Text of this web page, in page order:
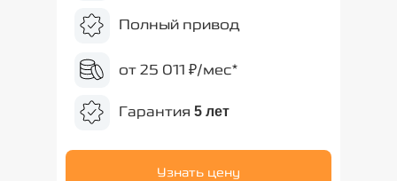
Узнать цену
Полный привод
от 25 011 ₽/мес*
Гарантия 5 лет